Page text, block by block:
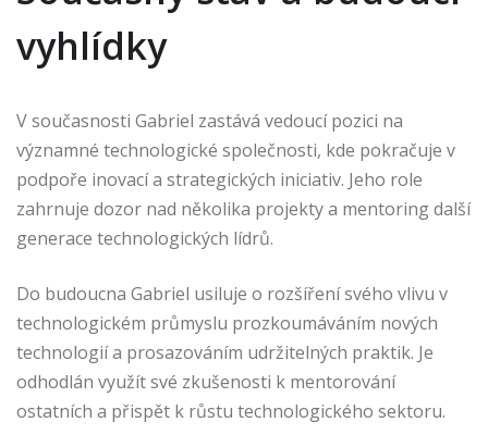
vyhlídky
V současnosti Gabriel zastává vedoucí pozici na
významné technologické společnosti, kde pokračuje v
podpoře inovací a strategických iniciativ. Jeho role
zahrnuje dozor nad několika projekty a mentoring další
generace technologických lídrů.
Do budoucna Gabriel usiluje o rozšíření svého vlivu v
technologickém průmyslu prozkoumáváním nových
technologií a prosazováním udržitelných praktik. Je
odhodlán využít své zkušenosti k mentorování
ostatních a přispět k růstu technologického sektoru.